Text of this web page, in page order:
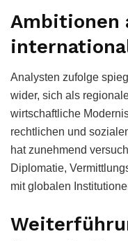
Ambitionen
Analysten zufolge
wider, sich als
wirtschaftliche
rechtlichen und
hat zunehmend
Diplomatie,
mit globalen